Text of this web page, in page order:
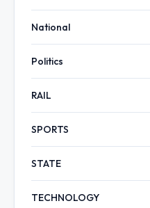
National
Politics
RAIL
SPORTS
STATE
TECHNOLOGY